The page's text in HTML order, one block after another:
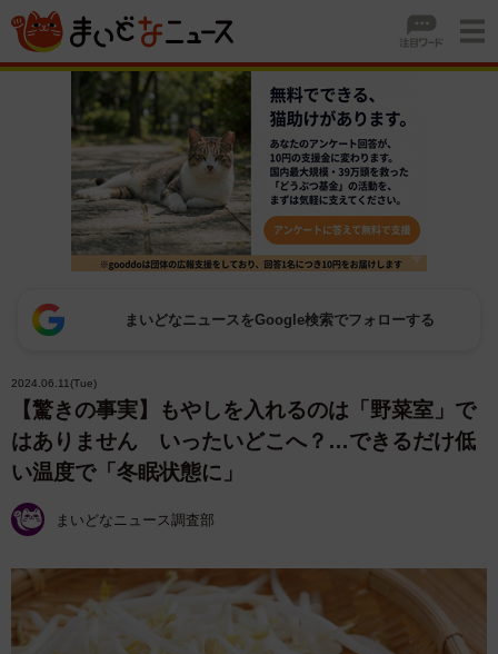
まいどなニュースをGoogle検索でフォローする
2024.06.11(Tue)
【驚きの事実】もやしを入れるのは「野菜室」で
はありません いったいどこへ？…できるだけ低
い温度で「冬眠状態に」
まいどなニュース調査部